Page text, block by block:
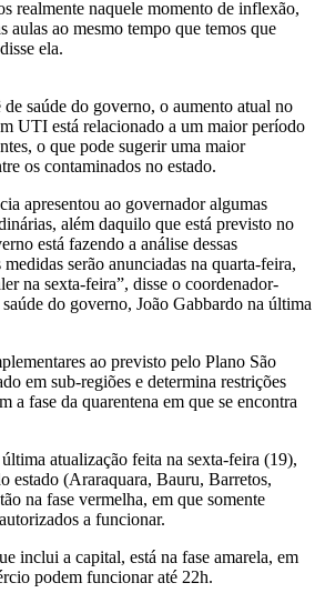
realmente naquele momento de inflexão,
aulas ao mesmo tempo que temos que
ela.
saúde do governo, o aumento atual no
UTI está relacionado a um maior período
o que pode sugerir uma maior
os contaminados no estado.
apresentou ao governador algumas
além daquilo que está previsto no
está fazendo a análise dessas
medidas serão anunciadas na quarta-feira,
na sexta-feira”, disse o coordenador-
do governo, João Gabbardo na última
ao previsto pelo Plano São
em sub-regiões e determina restrições
a fase da quarentena em que se encontra
atualização feita na sexta-feira (19),
estado (Araraquara, Bauru, Barretos,
na fase vermelha, em que somente
a funcionar.
inclui a capital, está na fase amarela, em
podem funcionar até 22h.